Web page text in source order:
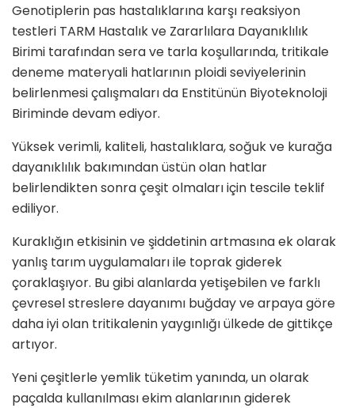
Genotiplerin pas hastalıklarına karşı reaksiyon
testleri TARM Hastalık ve Zararlılara Dayanıklılık
Birimi tarafından sera ve tarla koşullarında, tritikale
deneme materyali hatlarının ploidi seviyelerinin
belirlenmesi çalışmaları da Enstitünün Biyoteknoloji
Biriminde devam ediyor.
Yüksek verimli, kaliteli, hastalıklara, soğuk ve kurağa
dayanıklılık bakımından üstün olan hatlar
belirlendikten sonra çeşit olmaları için tescile teklif
ediliyor.
Kuraklığın etkisinin ve şiddetinin artmasına ek olarak
yanlış tarım uygulamaları ile toprak giderek
çoraklaşıyor. Bu gibi alanlarda yetişebilen ve farklı
çevresel streslere dayanımı buğday ve arpaya göre
daha iyi olan tritikalenin yaygınlığı ülkede de gittikçe
artıyor.
Yeni çeşitlerle yemlik tüketim yanında, un olarak
paçalda kullanılması ekim alanlarının giderek